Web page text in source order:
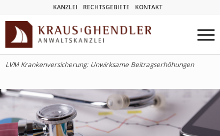
KANZLEI RECHTSGEBIETE KONTAKT
LVM Krankenversicherung: Unwirksame Beitragserhöhungen